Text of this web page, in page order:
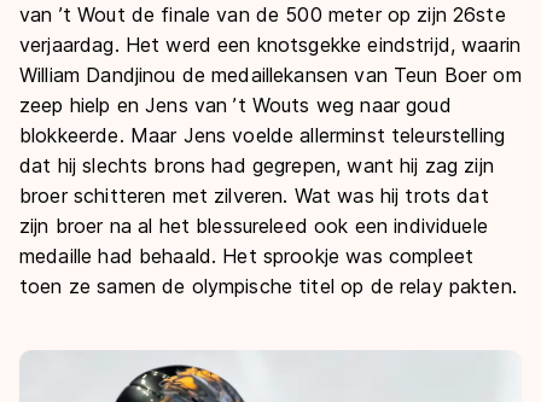
van ’t Wout de finale van de 500 meter op zijn 26ste
verjaardag. Het werd een knotsgekke eindstrijd, waarin
William Dandjinou de medaillekansen van Teun Boer om
zeep hielp en Jens van ’t Wouts weg naar goud
blokkeerde. Maar Jens voelde allerminst teleurstelling
dat hij slechts brons had gegrepen, want hij zag zijn
broer schitteren met zilveren. Wat was hij trots dat
zijn broer na al het blessureleed ook een individuele
medaille had behaald. Het sprookje was compleet
toen ze samen de olympische titel op de relay pakten.